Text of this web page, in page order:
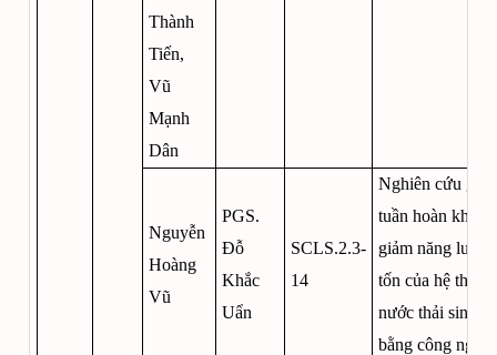
Thành
Tiến,
Vũ
Mạnh
Dân
Nguyễn
Hoàng
Vũ
PGS.
Đỗ
Khắc
Uẩn
SCLS.2.3-
14
Nghiên cứu giải
tuần hoàn khí
giảm năng
tốn của hệ
nước thải sinh
bằng công nghệ